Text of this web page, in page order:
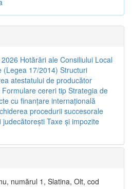
Hotărâri ale Consiliului Local
(Legea 17/2014) Structuri
atestatului de producător
Formulare cereri tip Strategia de
cu finanţare internaţională
procedurii succesorale
judecătorești Taxe şi impozite
numărul 1, Slatina, Olt, cod